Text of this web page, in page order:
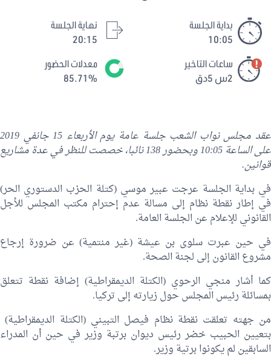
بداية الجلسة
10:05
نهاية الجلسة
20:15
ساعات التاخير
2س 5دق
معدلات الحضور
85.71%
عقد مجلس نواب الشعب جلسة عامة يوم الأربعاء 15 جانفي 2019
على الساعة 10:05 وبحضور 138 نائبا، خصصت للنظر في عدة مشاريع
قوانين.
في بداية الجلسة عرجت عبير موسي (كتلة الحزب الدستوري الحر)
في إطار نقطة نظام إلى مسالة عدم إحترام مكتب المجلس للأجل
القانوني للإعلام عن الجلسة العامة.
في حين عبرت سلوى بن عيشة (غير منتمية) عن ضرورة إرجاع
مشروع القانون إلى لجنة الصحة.
كما أشار منجي الرحوي (الكتلة الديمقراطية) إضافة نقطة تتعلق
بمسائلة رئيس المجلس حول زيارته إلى تركيا.
من جهته تعلقت نقطة نظام فيصل التبيني (الكتلة الديمقراطية)
بتعيين الحبيب خضر رئيس ديوان برتبة وزير في حين أن المدراء
السابقين لم يكونوا برتية وزير.